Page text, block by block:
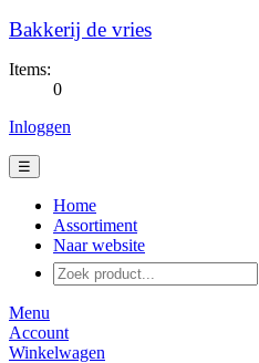
Bakkerij de vries
Items:
0
Inloggen
☰
Home
Assortiment
Naar website
Menu
Account
Winkelwagen